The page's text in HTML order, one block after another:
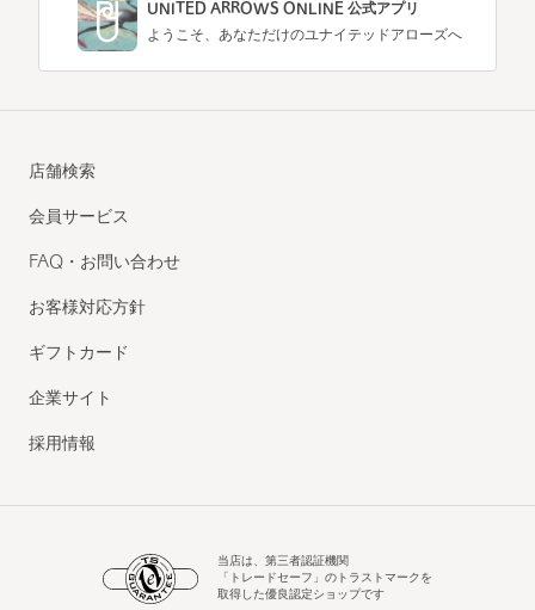
UNITED ARROWS ONLINE 公式アプリ
ようこそ、あなただけのユナイテッドアローズへ
店舗検索
会員サービス
FAQ・お問い合わせ
お客様対応方針
ギフトカード
企業サイト
採用情報
当店は、第三者認証機関
「トレードセーフ」のトラストマークを
取得した優良認定ショップです